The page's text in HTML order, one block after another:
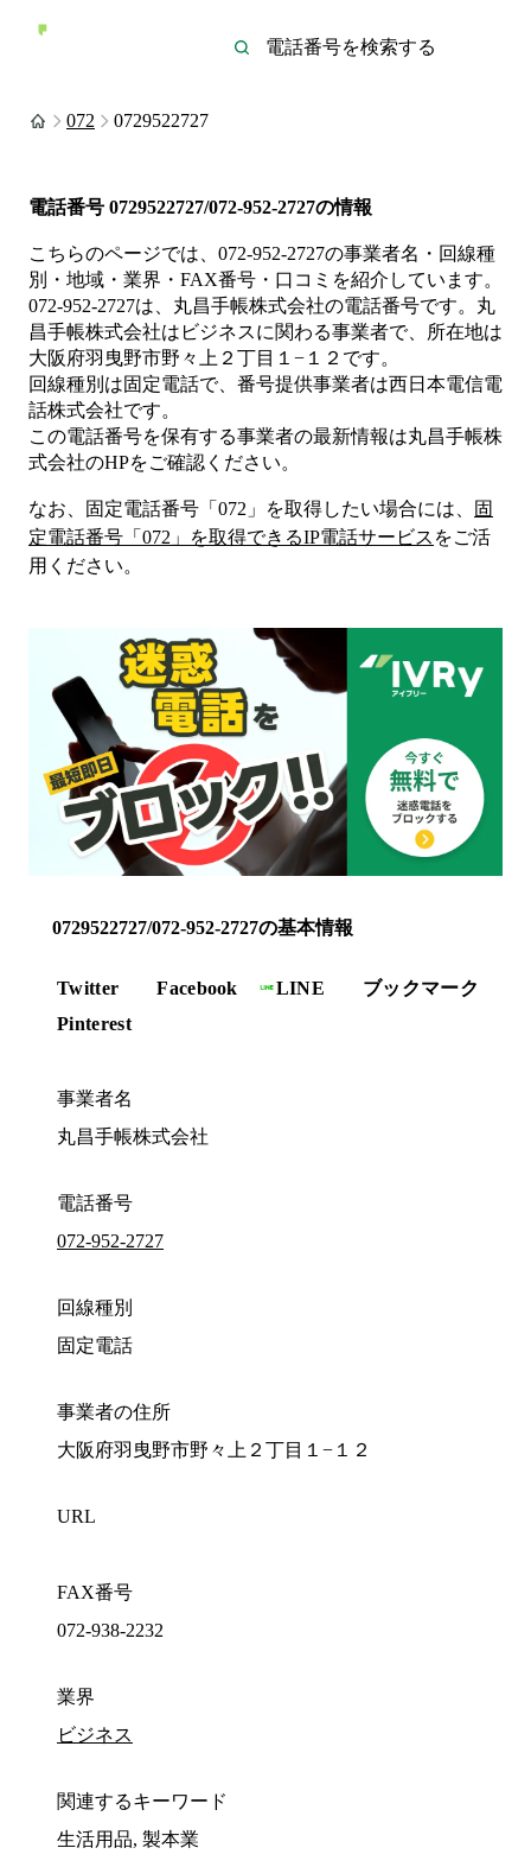
072 0729522727
電話番号 0729522727/072-952-2727の情報
こちらのページでは、 072-952-2727の事業者名・回線種
別・地域・業界・FAX番号・口コミを紹介しています。
072-952-2727は、 丸昌手帳株式会社の電話番号です。 丸
昌手帳株式会社は ビジネスに関わる事業者で、所在地は
大阪府羽曳野市野々上２丁目１−１２ です。
回線種別は固定電話で、番号提供事業者は西日本電信電
話株式会社です。
この電話番号を保有する事業者の最新情報は丸昌手帳株
式会社のHPをご確認ください。
なお、固定電話番号「 072 」を取得したい場合には、
固
定電話番号「 072 」を取得できるIP電話サービス をご活
用ください。
0729522727/072-952-2727の基本情報
Twitter Facebook LINE
ブックマーク
Pinterest
事業者名
丸昌手帳株式会社
電話番号
072-952-2727
回線種別
固定電話
事業者の住所
大阪府羽曳野市野々上２丁目１−１２
URL
FAX番号
072-938-2232
業界
ビジネス
関連するキーワード
生活用品, 製本業